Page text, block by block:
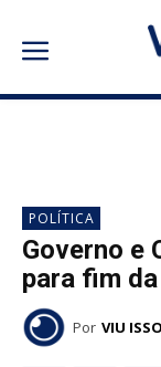
POLÍTICA
Governo e
para fim
Por VIU